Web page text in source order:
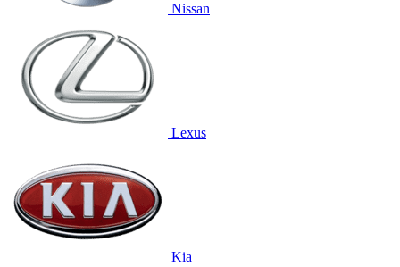
Nissan
Lexus
Kia